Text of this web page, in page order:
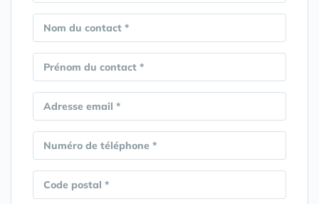
Nom du contact *
Prénom du contact *
Adresse email *
Numéro de téléphone *
Code postal *